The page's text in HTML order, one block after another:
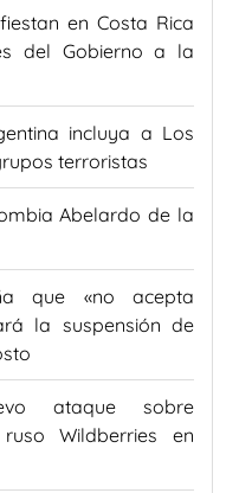
en Costa Rica
del Gobierno a la
incluya a Los
terroristas
Abelardo de la
que «no acepta
la suspensión de
ataque sobre
Wildberries en